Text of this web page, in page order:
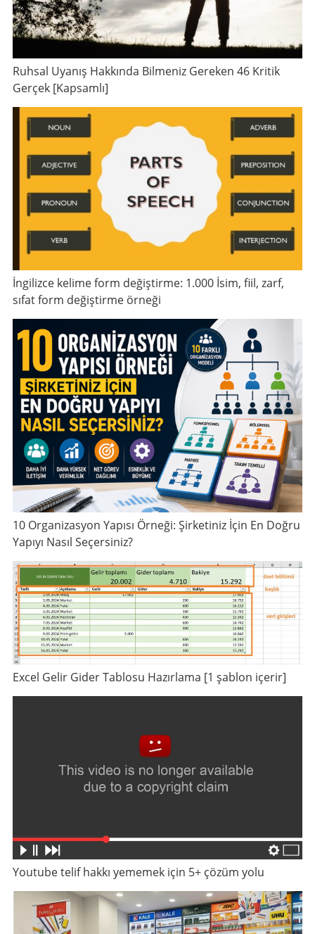
Ruhsal Uyanış Hakkında Bilmeniz Gereken 46 Kritik
Gerçek [Kapsamlı]
İngilizce kelime form değiştirme: 1.000 İsim, fiil, zarf,
sıfat form değiştirme örneği
10 Organizasyon Yapısı Örneği: Şirketiniz İçin En Doğru
Yapıyı Nasıl Seçersiniz?
Excel Gelir Gider Tablosu Hazırlama [1 şablon içerir]
Youtube telif hakkı yememek için 5+ çözüm yolu